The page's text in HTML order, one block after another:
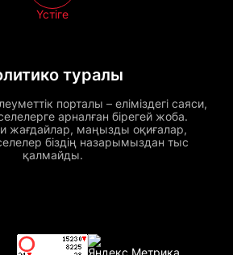
туралы
порталы – еліміздегі саяси,
арналған бірегей жоба.
жағдайлар, маңызды оқиғалар,
біздің назарымыздан тыс
қалмайды.
Үстіге